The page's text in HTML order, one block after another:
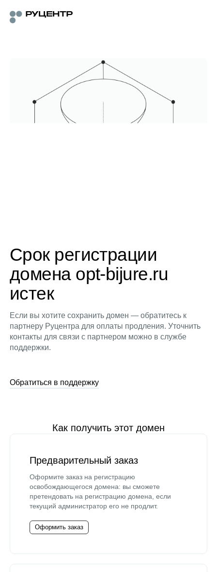
Срок регистрации
домена opt-bijure.ru
истек
Если вы хотите сохранить домен — обратитесь к
партнеру Руцентра для оплаты продления. Уточнить
контакты для связи с партнером можно в службе
поддержки.
Обратиться в поддержку
Как получить этот домен
Предварительный заказ
Оформите заказ на регистрацию
освобождающегося домена: вы сможете
претендовать на регистрацию домена, если
текущий администратор его не продлит.
Оформить заказ